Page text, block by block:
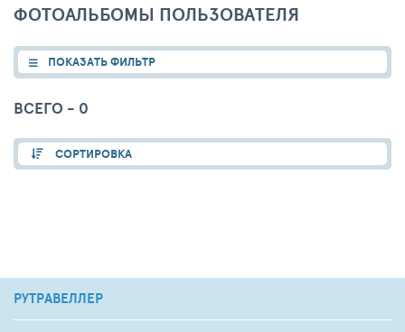
ФОТОАЛЬБОМЫ ПОЛЬЗОВАТЕЛЯ
ПОКАЗАТЬ ФИЛЬТР
ВСЕГО - 0
СОРТИРОВКА
РУТРАВЕЛЛЕР